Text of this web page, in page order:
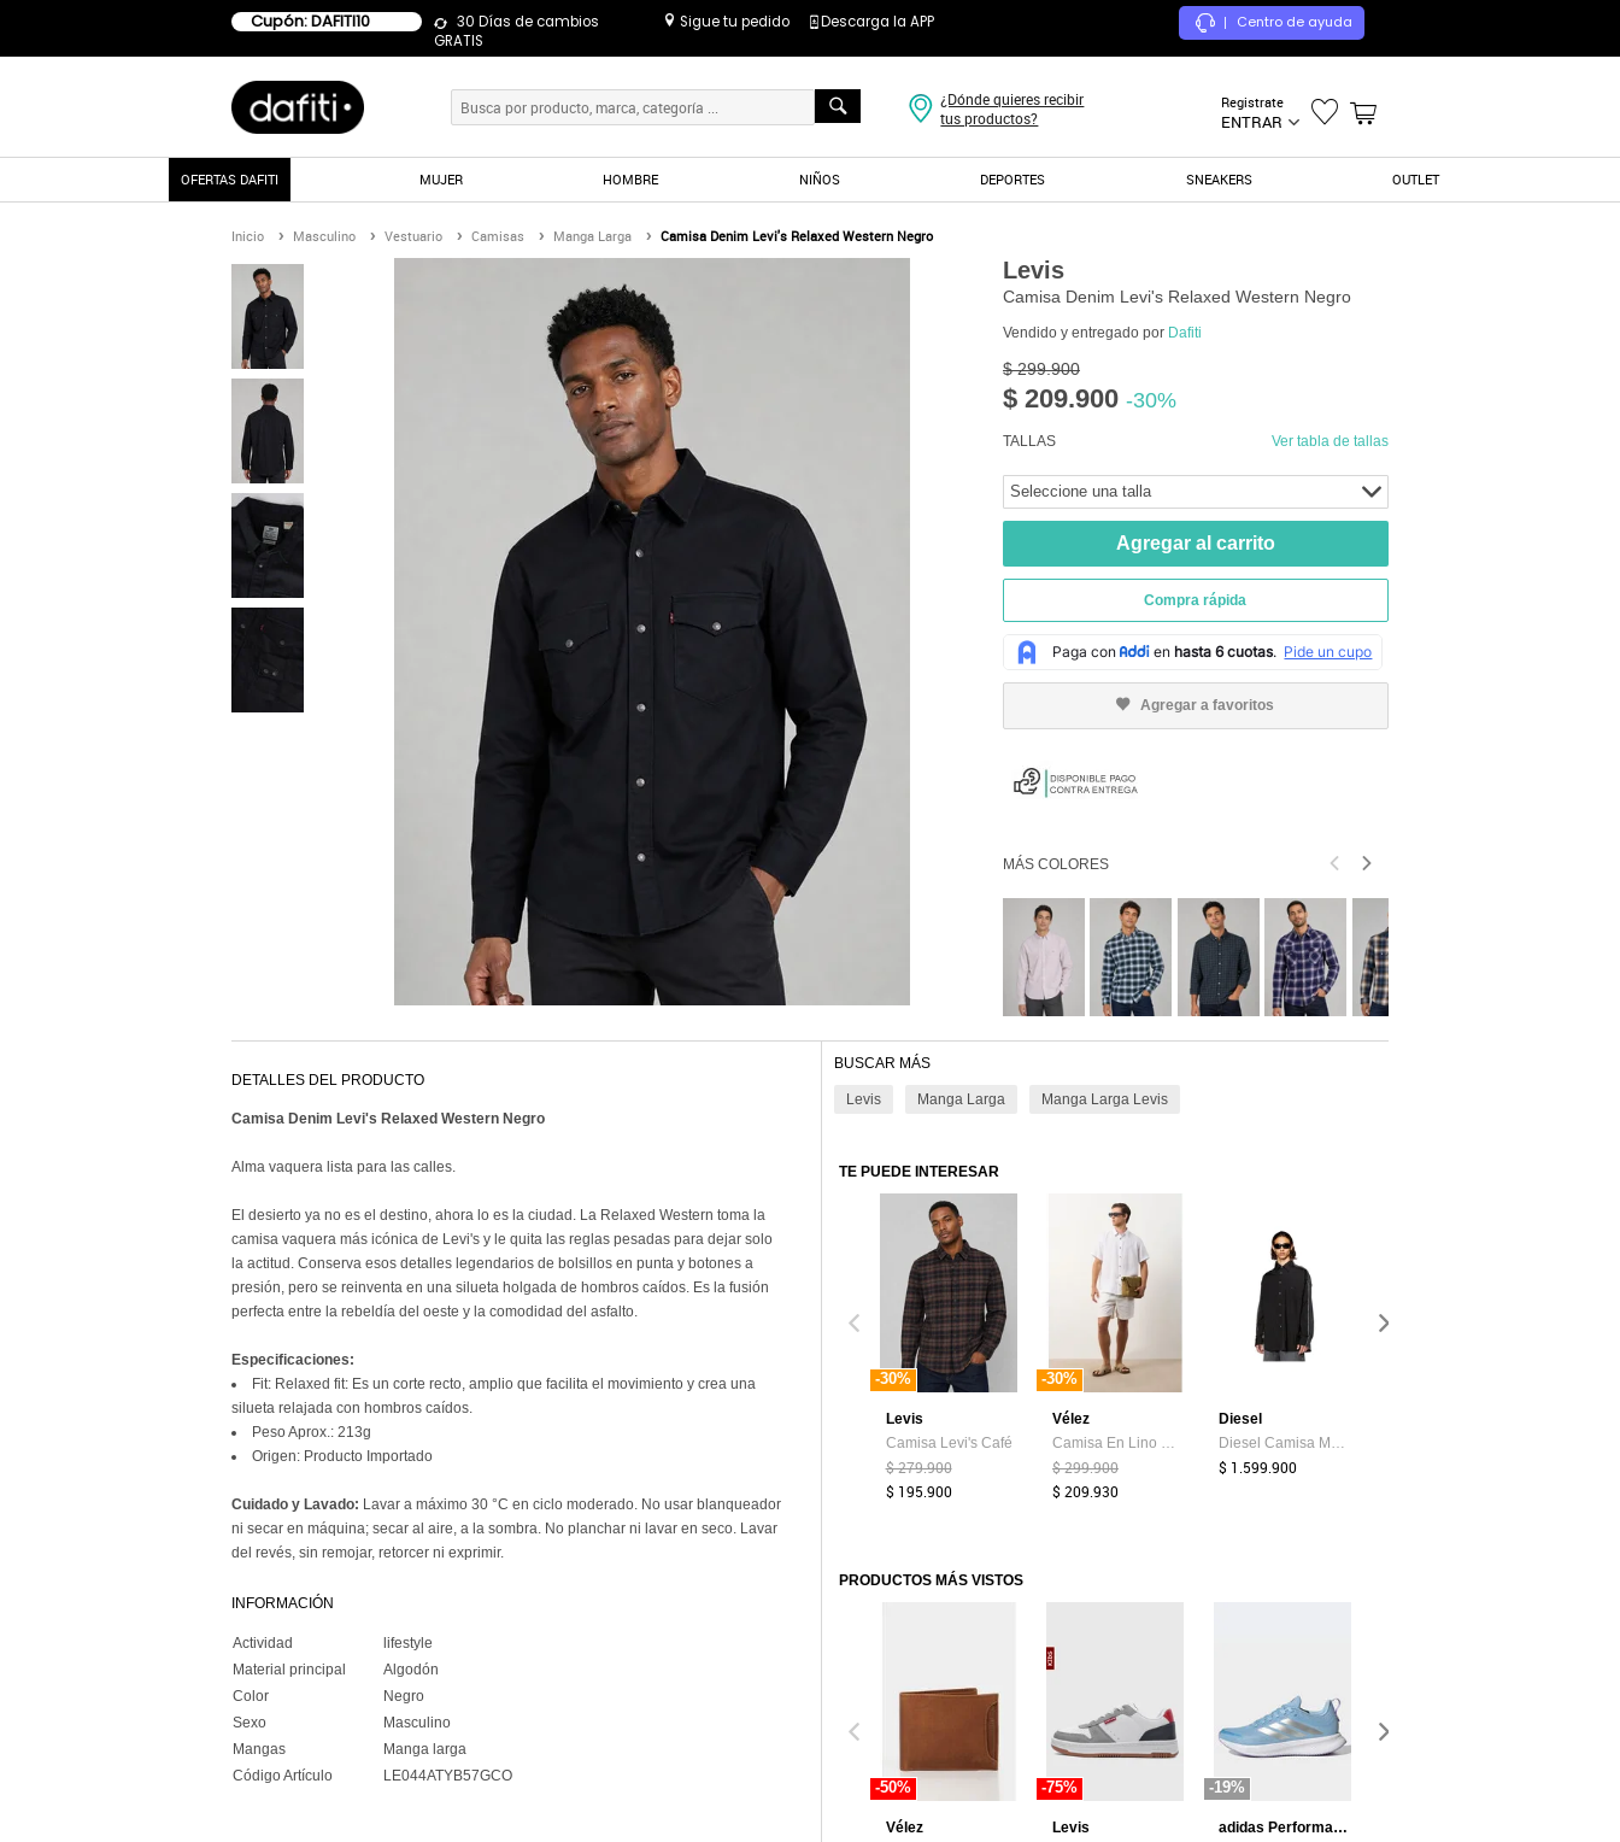
Cupón: DAFITI10
30 Días de cambios
GRATIS
Sigue tu pedido Descarga la APP | Centro de ayuda
Registrate
ENTRAR
¿Dónde quieres recibir
tus productos?
OFERTAS DAFITI MUJER HOMBRE NIÑOS DEPORTES SNEAKERS OUTLET
Inicio Masculino Vestuario Camisas Manga Larga Camisa Denim Levi's Relaxed Western Negro
Levis
Camisa Denim Levi's Relaxed Western Negro
Vendido y entregado por Dafiti
$ 299.900
$ 209.900 -30%
TALLAS Ver tabla de tallas
Seleccione una talla
Agregar al carrito
Compra rápida
Agregar a favoritos
MÁS COLORES
DETALLES DEL PRODUCTO
Camisa Denim Levi's Relaxed Western Negro
Alma vaquera lista para las calles.
El desierto ya no es el destino, ahora lo es la ciudad. La Relaxed Western toma la
camisa vaquera más icónica de Levi's y le quita las reglas pesadas para dejar solo
la actitud. Conserva esos detalles legendarios de bolsillos en punta y botones a
presión, pero se reinventa en una silueta holgada de hombros caídos. Es la fusión
perfecta entre la rebeldía del oeste y la comodidad del asfalto.
Especificaciones:
Fit: Relaxed fit: Es un corte recto, amplio que facilita el movimiento y crea una
silueta relajada con hombros caídos.
Peso Aprox.: 213g
Origen: Producto Importado
Cuidado y Lavado: Lavar a máximo 30 °C en ciclo moderado. No usar blanqueador
ni secar en máquina; secar al aire, a la sombra. No planchar ni lavar en seco. Lavar
del revés, sin remojar, retorcer ni exprimir.
INFORMACIÓN
Actividad
lifestyle
Material principal
Algodón
Color
Negro
Sexo
Masculino
Mangas
Manga larga
Código Artículo
LE044ATYB57GCO
BUSCAR MÁS
Levis Manga Larga Manga Larga Levis
TE PUEDE INTERESAR
-30%
Levis
Camisa Levi's Café
$ 279.900
$ 195.900
-30%
Vélez
Camisa En Lino Manga Corta Siena Para Hombre Camisa En Lino Manga Corta Siena Para Hombre Blanco XL VÉLEZ
$ 299.900
$ 209.930
Diesel
Diesel Camisa Manga Larga Para Hombre S-Warh Diesel
$ 1.599.900
PRODUCTOS MÁS VISTOS
-50%
Vélez
-75%
Levis
-19%
adidas Performance